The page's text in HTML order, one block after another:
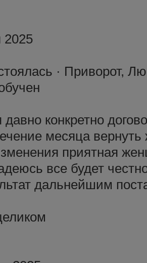
2025
· Приворот,
конкретно
месяца вернуть
приятная
все будет
дальнейшим